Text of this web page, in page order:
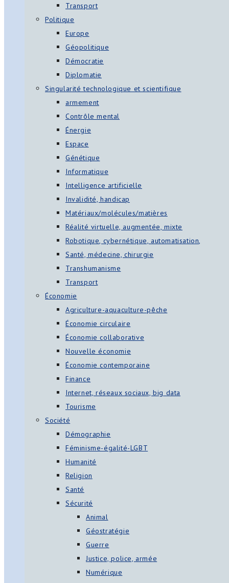
Transport
Politique
Europe
Géopolitique
Démocratie
Diplomatie
Singularité technologique et scientifique
armement
Contrôle mental
Énergie
Espace
Génétique
Informatique
Intelligence artificielle
Invalidité, handicap
Matériaux/molécules/matières
Réalité virtuelle, augmentée, mixte
Robotique, cybernétique, automatisation,
Santé, médecine, chirurgie
Transhumanisme
Transport
Économie
Agriculture-aquaculture-pêche
Économie circulaire
Économie collaborative
Nouvelle économie
Économie contemporaine
Finance
Internet, réseaux sociaux, big data
Tourisme
Société
Démographie
Féminisme-égalité-LGBT
Humanité
Religion
Santé
Sécurité
Animal
Géostratégie
Guerre
Justice, police, armée
Numérique